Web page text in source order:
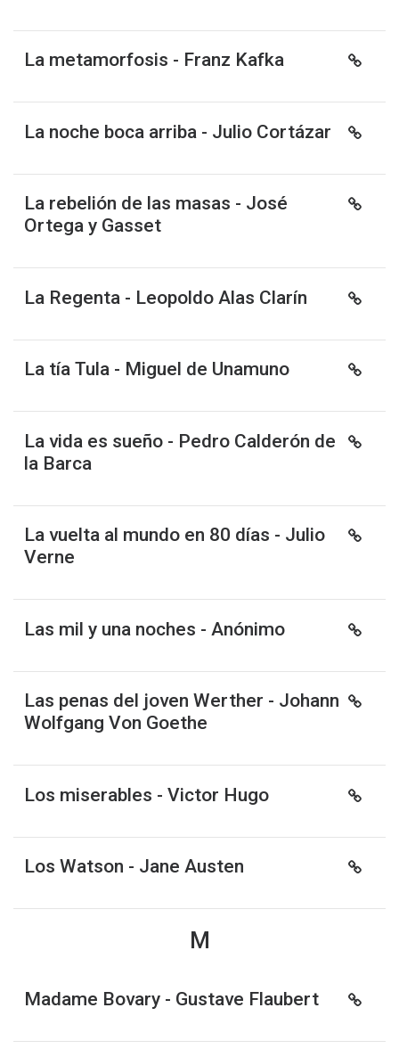
La metamorfosis - Franz Kafka
La noche boca arriba - Julio Cortázar
La rebelión de las masas - José
Ortega y Gasset
La Regenta - Leopoldo Alas Clarín
La tía Tula - Miguel de Unamuno
La vida es sueño - Pedro Calderón de
la Barca
La vuelta al mundo en 80 días - Julio
Verne
Las mil y una noches - Anónimo
Las penas del joven Werther - Johann
Wolfgang Von Goethe
Los miserables - Victor Hugo
Los Watson - Jane Austen
M
Madame Bovary - Gustave Flaubert